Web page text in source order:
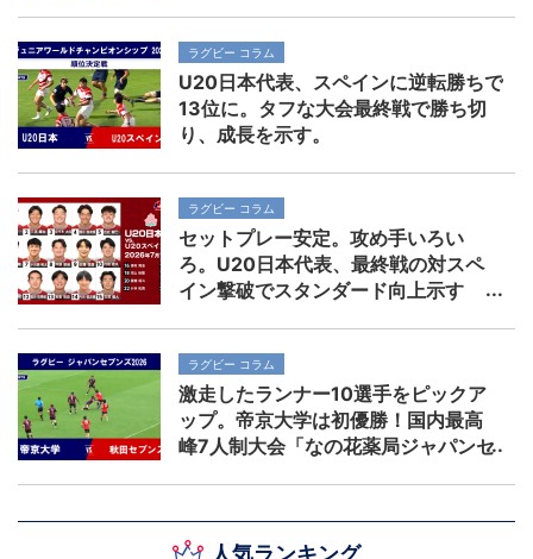
人気ランキング
ラグビー コラム
U20日本代表、スペインに逆転勝ちで
13位に。タフな大会最終戦で勝ち切
り、成長を示す。
ラグビー コラム
セットプレー安定。攻め手いろい
ろ。U20日本代表、最終戦の対スペ
イン撃破でスタンダード向上示す
ラグビー コラム
激走したランナー10選手をピックア
ップ。帝京大学は初優勝！国内最高
峰7人制大会「なの花薬局ジャパンセ